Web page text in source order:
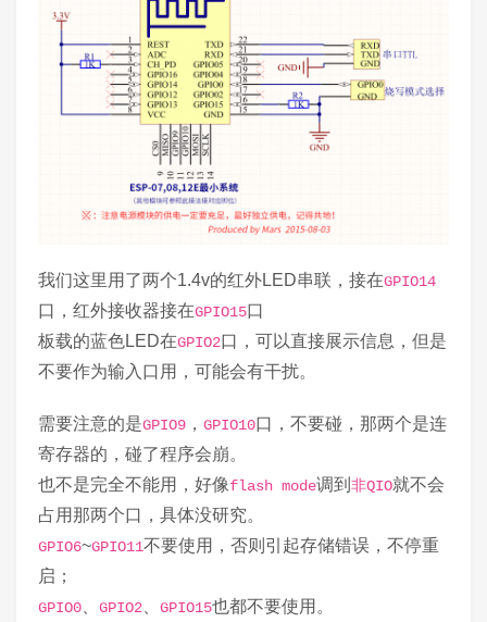
我们这里用了两个1.4v的红外LED串联，接在GPIO14
口，红外接收器接在GPIO15口
板载的蓝色LED在GPIO2口，可以直接展示信息，但是
不要作为输入口用，可能会有干扰。
需要注意的是GPIO9 ， GPIO10口，不要碰，那两个是连
寄存器的，碰了程序会崩。
也不是完全不能用，好像flash mode调到 非QIO就不会
占用那两个口，具体没研究。
GPIO6~GPIO11不要使用，否则引起存储错误，不停重
启；
GPIO0 GPIO2 GPIO15也都不要使用。